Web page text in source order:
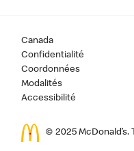
Canada
Confidentialité
Coordonnées
Modalités
Accessibilité
© 2025